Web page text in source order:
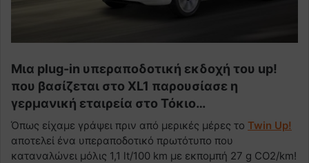
Μια plug-in υπεραποδοτική εκδοχή του up!
που βασίζεται στο XL1 παρουσίασε η
γερμανική εταιρεία στο Τόκιο…
Όπως είχαμε γράψει πριν από μερικές μέρες το Twin Up!
αποτελεί ένα υπεραποδοτικό πρωτότυπο που
καταναλώνει μόλις 1,1 lt/100 km με εκπομπή 27 g CO2/km!